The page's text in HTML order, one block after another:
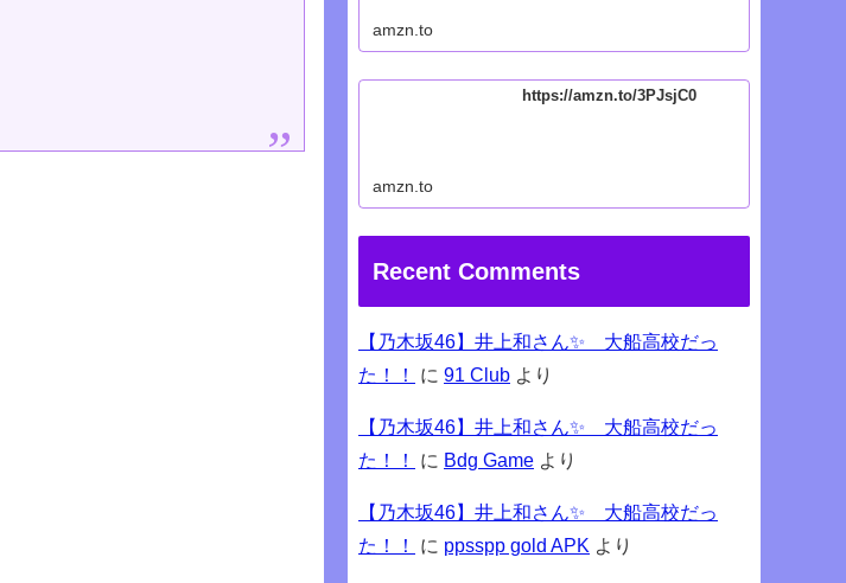
amzn.to
https://amzn.to/3PJsjC0
amzn.to
Recent Comments
【乃木坂46】井上和さん✨ 大船高校だっ
た！！
に 91 Club より
【乃木坂46】井上和さん✨ 大船高校だっ
た！！
に Bdg Game より
【乃木坂46】井上和さん✨ 大船高校だっ
た！！
に ppsspp gold APK より